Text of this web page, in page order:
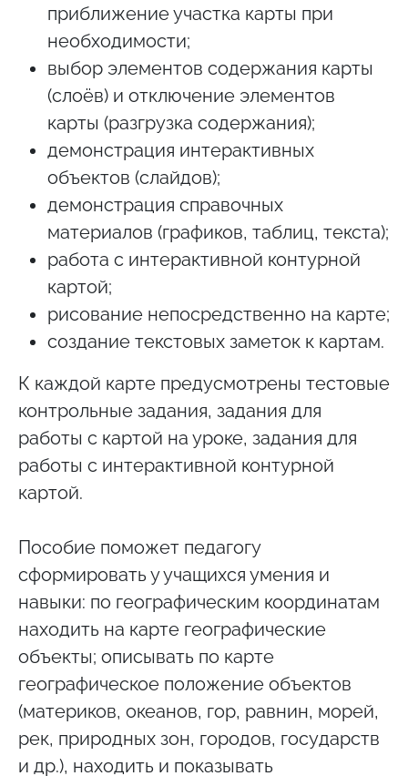
приближение участка карты при
необходимости;
выбор элементов содержания карты
(слоёв) и отключение элементов
карты (разгрузка содержания);
демонстрация интерактивных
объектов (слайдов);
демонстрация справочных
материалов (графиков, таблиц, текста);
работа с интерактивной контурной
картой;
рисование непосредственно на карте;
создание текстовых заметок к картам.
К каждой карте предусмотрены тестовые
контрольные задания, задания для
работы с картой на уроке, задания для
работы с интерактивной контурной
картой.
Пособие поможет педагогу
сформировать у учащихся умения и
навыки: по географическим координатам
находить на карте географические
объекты; описывать по карте
географическое положение объектов
(материков, океанов, гор, равнин, морей,
рек, природных зон, городов, государств
и др.), находить и показывать